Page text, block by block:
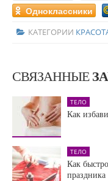
Одноклассники
КАТЕГОРИИ
СВЯЗАННЫЕ
ТЕЛО
Как
ТЕЛО
Как
праздника